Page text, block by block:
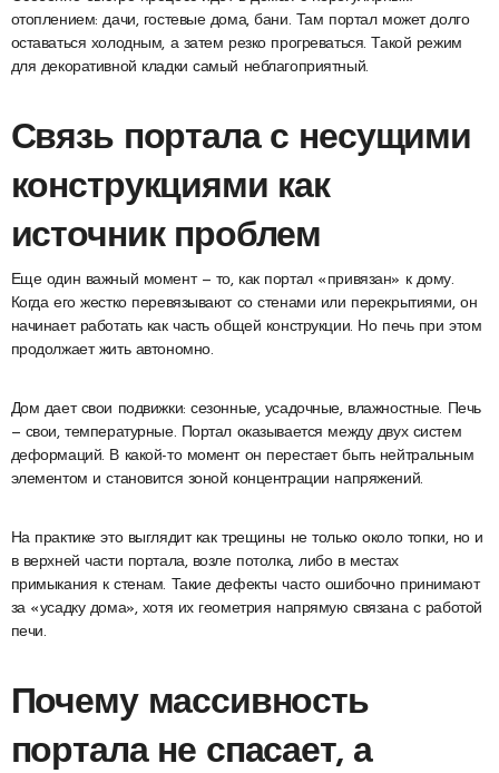
отоплением: дачи, гостевые дома, бани. Там портал может долго
оставаться холодным, а затем резко прогреваться. Такой режим
для декоративной кладки самый неблагоприятный.
Связь портала с несущими
конструкциями как
источник проблем
Еще один важный момент — то, как портал «привязан» к дому.
Когда его жестко перевязывают со стенами или перекрытиями, он
начинает работать как часть общей конструкции. Но печь при этом
продолжает жить автономно.
Дом дает свои подвижки: сезонные, усадочные, влажностные. Печь
— свои, температурные. Портал оказывается между двух систем
деформаций. В какой-то момент он перестает быть нейтральным
элементом и становится зоной концентрации напряжений.
На практике это выглядит как трещины не только около топки, но и
в верхней части портала, возле потолка, либо в местах
примыкания к стенам. Такие дефекты часто ошибочно принимают
за «усадку дома», хотя их геометрия напрямую связана с работой
печи.
Почему массивность
портала не спасает, а